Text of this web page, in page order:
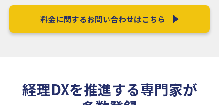
料金に関するお問い合わせはこちら
経理DXを推進する専門家が